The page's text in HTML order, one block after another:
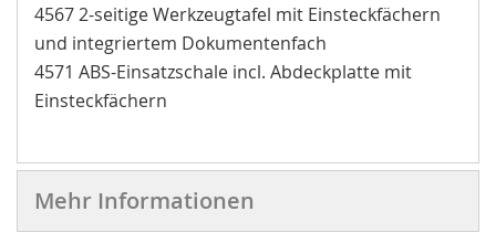
4567 2-seitige Werkzeugtafel mit Einsteckfächern
und integriertem Dokumentenfach
4571 ABS-Einsatzschale incl. Abdeckplatte mit
Einsteckfächern
Mehr Informationen